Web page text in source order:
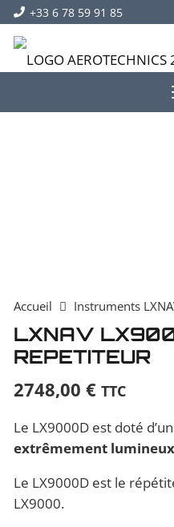
+33 6 78 59 91 85
Accueil Instruments
LXNAV
REPETITEUR
2748,00 € TTC
Le LX9000D est doté d’un
extrêmement lumineux
Le LX9000D est le
LX9000.